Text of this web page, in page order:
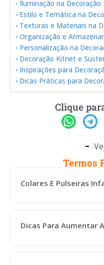
Iluminação na
Estilo e Temática na
Texturas e Materiais na
Organização e
Personalização na
Decoração Kitnet e
Inspirações para
Dicas Práticas para
Clique
Termos
Colares E Pulseiras
Dicas Para Aumentar